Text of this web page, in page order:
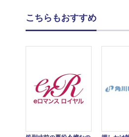
こちらもおすすめ